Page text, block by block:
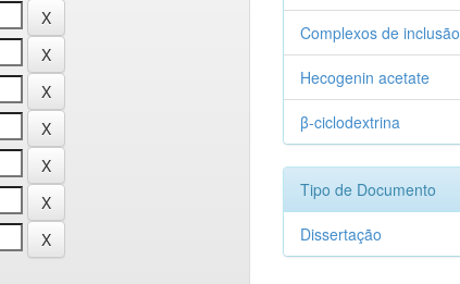
Complexos de inclusão
Hecogenin acetate
β-ciclodextrina
Tipo de Documento
Dissertação